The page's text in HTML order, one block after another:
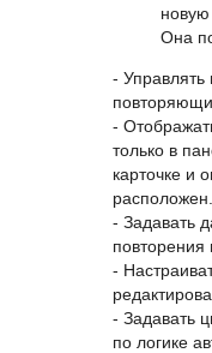
Она
- Управлять
-
только в
карточке и
расположен.
- Задавать
повторения
-
- Задавать
по логике